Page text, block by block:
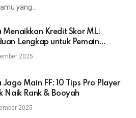
yang…
Menaikkan Kredit Skor ML:
Lengkap untuk Pemain
Legends
2025
Jago Main FF: 10 Tips Pro Player
Naik Rank & Booyah
2025